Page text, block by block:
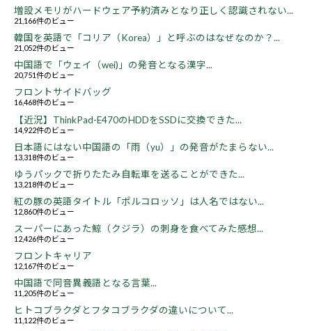
増設メモリがハードウェア予約済みとなり正しく認識されない...
21,166件のビュー
韓国を英語で「コリア（Korea）」と呼ぶのはなぜなのか？...
21,052件のビュー
中国語で「ウェイ（wei)」の発音となる漢字...
20,751件のビュー
フロントサイドバッグ
16,468件のビュー
【近況】ThinkPad-E470のHDDをSSDに交換できた...
14,922件のビュー
日本語にはない中国語の「雨（yu）」の発音がたまらない...
13,318件のビュー
ゆうパックで折りたたみ自転車を送ることができた...
13,218件のビュー
紅の豚の英語タイトル「ポルコロッソ」は人名ではない...
12,860件のビュー
スーパーにあった鯨（クジラ）の刺身を食べてみた感想...
12,426件のビュー
フロントキャリア
12,167件のビュー
中国語で同音異義語となる言葉...
11,205件のビュー
ヒトコブラクダとフタコブラクダの違いについて...
11,122件のビュー